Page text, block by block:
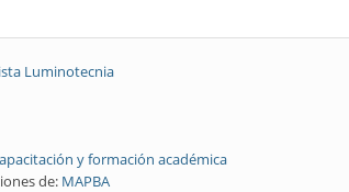
Luminotecnia
y formación académica
de: MAPBA